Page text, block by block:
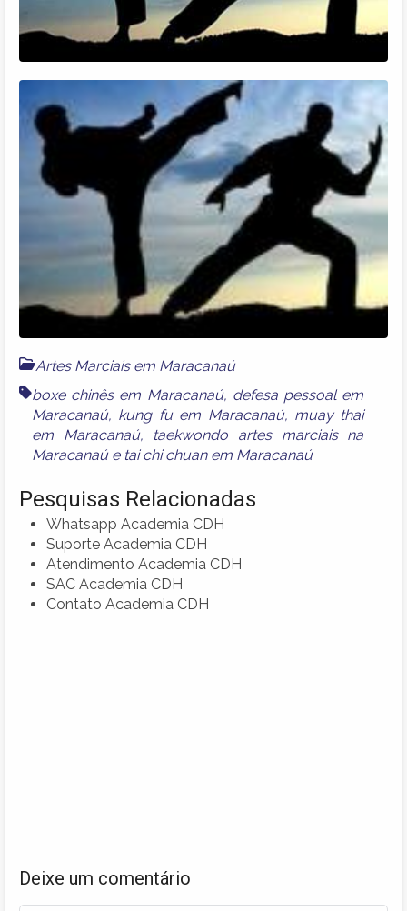
Artes Marciais em Maracanaú
boxe chinês em Maracanaú, defesa pessoal em
Maracanaú, kung fu em Maracanaú, muay thai
em Maracanaú, taekwondo artes marciais na
Maracanaúe tai chi chuan em Maracanaú
Pesquisas Relacionadas
Whatsapp Academia CDH
Suporte Academia CDH
Atendimento Academia CDH
SAC Academia CDH
Contato Academia CDH
Deixe um comentário